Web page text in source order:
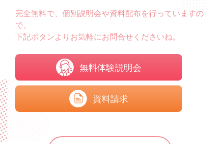
完全無料で、個別説明会や資料配布を行っていますの
で、
下記ボタンよりお気軽にお問合せくださいね。
無料体験説明会
資料請求